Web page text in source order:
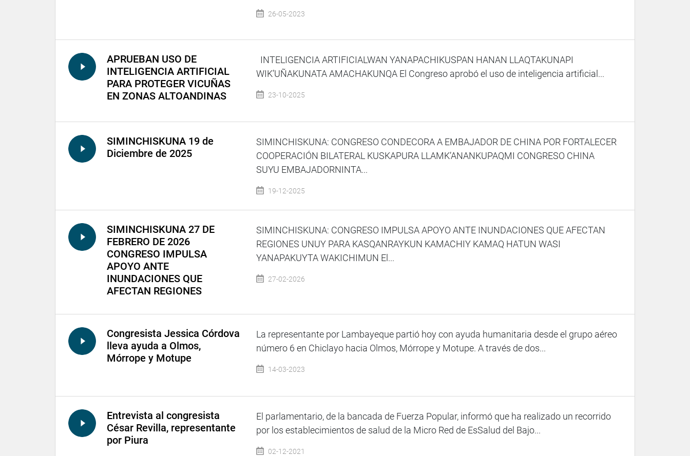
26-05-2023
APRUEBAN USO DE
INTELIGENCIA ARTIFICIAL
PARA PROTEGER VICUÑAS
EN ZONAS ALTOANDINAS
INTELIGENCIA ARTIFICIALWAN YANAPACHIKUSPAN HANAN LLAQTAKUNAPI
WIK’UÑAKUNATA AMACHAKUNQA El Congreso aprobó el uso de inteligencia artificial...
23-10-2025
SIMINCHISKUNA 19 de
Diciembre de 2025
SIMINCHISKUNA: CONGRESO CONDECORA A EMBAJADOR DE CHINA POR FORTALECER
COOPERACIÓN BILATERAL KUSKAPURA LLAMK’ANANKUPAQMI CONGRESO CHINA
SUYU EMBAJADORNINTA...
19-12-2025
SIMINCHISKUNA 27 DE
FEBRERO DE 2026
CONGRESO IMPULSA
APOYO ANTE
INUNDACIONES QUE
AFECTAN REGIONES
SIMINCHISKUNA: CONGRESO IMPULSA APOYO ANTE INUNDACIONES QUE AFECTAN
REGIONES UNUY PARA KASQANRAYKUN KAMACHIY KAMAQ HATUN WASI
YANAPAKUYTA WAKICHIMUN El...
27-02-2026
Congresista Jessica Córdova
lleva ayuda a Olmos,
Mórrope y Motupe
La representante por Lambayeque partió hoy con ayuda humanitaria desde el grupo aéreo
número 6 en Chiclayo hacia Olmos, Mórrope y Motupe. A través de dos...
14-03-2023
Entrevista al congresista
César Revilla, representante
por Piura
El parlamentario, de la bancada de Fuerza Popular, informó que ha realizado un recorrido
por los establecimientos de salud de la Micro Red de EsSalud del Bajo...
02-12-2021